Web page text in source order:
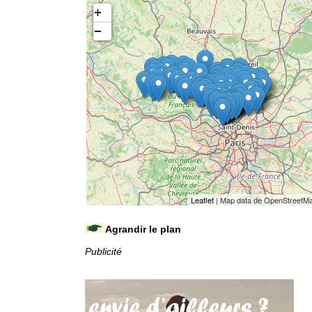
+
−
Leaflet| Map data de
Agrandir le plan
Publicité